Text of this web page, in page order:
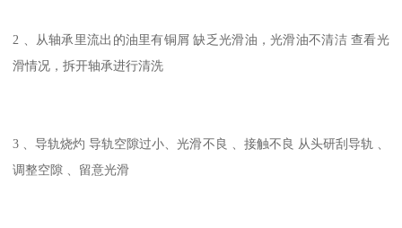
2 、从轴承里流出的油里有铜屑 缺乏光滑油，光滑油不清洁 查看光
滑情况，拆开轴承进行清洗
3 、导轨烧灼 导轨空隙过小、光滑不良 、接触不良 从头研刮导轨 、
调整空隙 、留意光滑